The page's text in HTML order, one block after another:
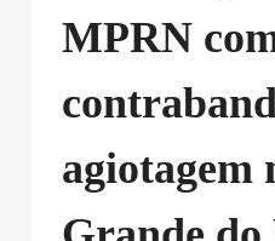
MPRN
agiotagem